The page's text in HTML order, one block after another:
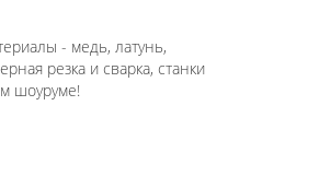
- медь, латунь,
резка и сварка, станки
шоуруме!